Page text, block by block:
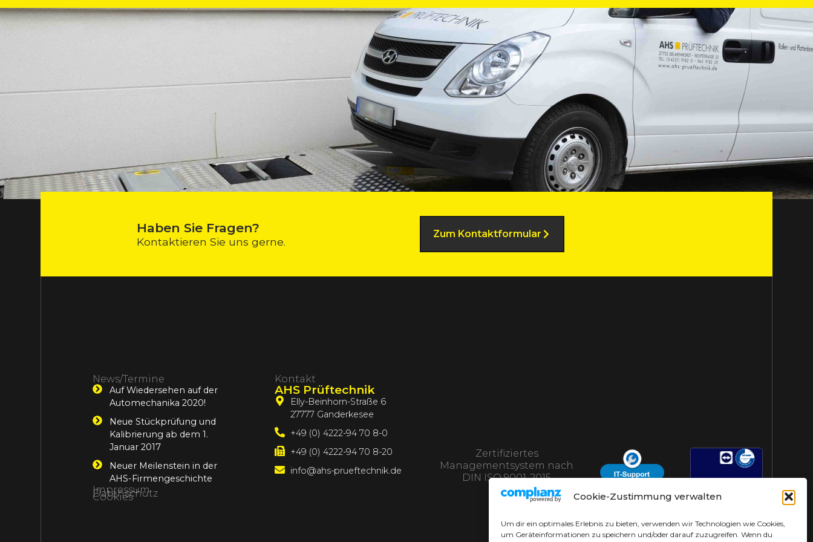
Cookie-Zustimmung verwalten
Um dir ein optimales Erlebnis zu bieten, verwenden wir Technologien wie Cookies,
um Geräteinformationen zu speichern und/oder darauf zuzugreifen. Wenn du
Haben Sie Fragen?
Kontaktieren Sie uns gerne.
Zum Kontaktformular
News/Termine
Auf Wiedersehen auf der
Automechanika 2020!
Neue Stückprüfung und
Kalibrierung ab dem 1.
Januar 2017
Neuer Meilenstein in der
AHS-Firmengeschichte
Impressum
Datenschutz
Cookies
Kontakt
AHS Prüftechnik
Elly-Beinhorn-Straße 6
27777 Ganderkesee
+49 (0) 4222-94 70 8-0
+49 (0) 4222-94 70 8-20
info@ahs-prueftechnik.de
Zertifiziertes
Managementsystem nach
DIN ISO 9001-2015
AHS-Helpdesk